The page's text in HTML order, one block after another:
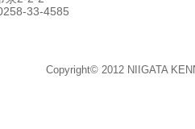
33-4585
Copyright© 2012 NIIGATA